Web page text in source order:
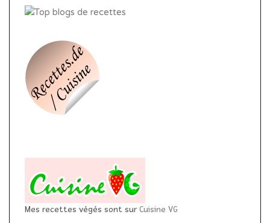
Mes recettes végés sont sur Cuisine VG